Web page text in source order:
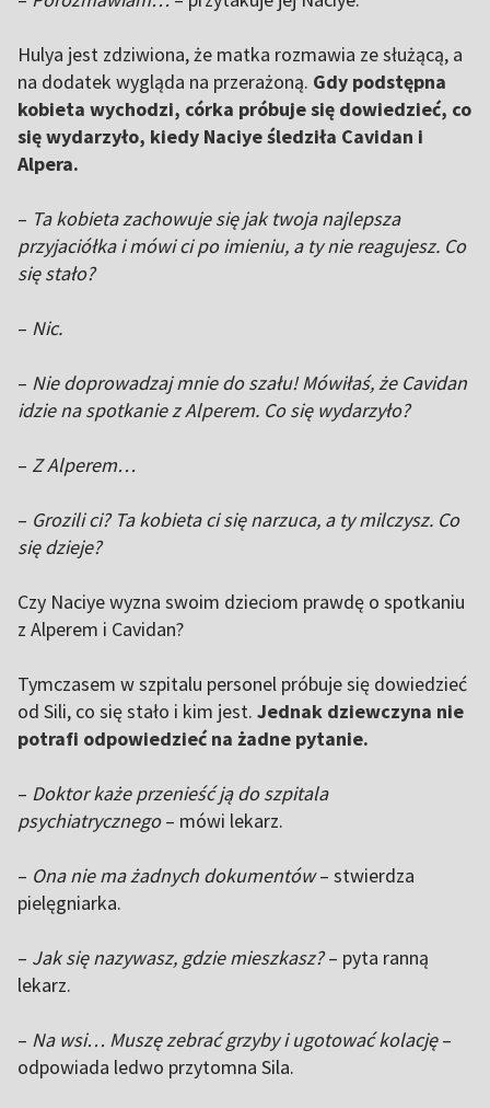
Hulya jest zdziwiona, że matka rozmawia ze służącą, a
na dodatek wygląda na przerażoną. Gdy podstępna
kobieta wychodzi, córka próbuje się dowiedzieć, co
się wydarzyło, kiedy Naciye śledziła Cavidan i
Alpera.
– Ta kobieta zachowuje się jak twoja najlepsza
przyjaciółka i mówi ci po imieniu, a ty nie reagujesz. Co
się stało?
– Nic.
– Nie doprowadzaj mnie do szału! Mówiłaś, że Cavidan
idzie na spotkanie z Alperem. Co się wydarzyło?
– Z Alperem…
– Grozili ci? Ta kobieta ci się narzuca, a ty milczysz. Co
się dzieje?
Czy Naciye wyzna swoim dzieciom prawdę o spotkaniu
z Alperem i Cavidan?
Tymczasem w szpitalu personel próbuje się dowiedzieć
od Sili, co się stało i kim jest. Jednak dziewczyna nie
potrafi odpowiedzieć na żadne pytanie.
– Doktor każe przenieść ją do szpitala
psychiatrycznego– mówi lekarz.
– Ona nie ma żadnych dokumentów– stwierdza
pielęgniarka.
– Jak się nazywasz, gdzie mieszkasz?– pyta ranną
lekarz.
– Na wsi… Muszę zebrać grzyby i ugotować kolację–
odpowiada ledwo przytomna Sila.